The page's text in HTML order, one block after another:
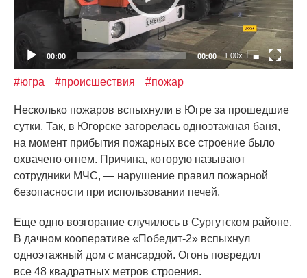
00:00 00:00 1.00x
#югра #происшествия #пожар
Несколько пожаров вспыхнули в Югре за прошедшие
сутки. Так, в Югорске загорелась одноэтажная баня,
на момент прибытия пожарных все строение было
охвачено огнем. Причина, которую называют
сотрудники МЧС, — нарушение правил пожарной
безопасности при использовании печей.
Еще одно возгорание случилось в Сургутском районе.
В дачном кооперативе «Победит-2» вспыхнул
одноэтажный дом с мансардой. Огонь повредил
все 48 квадратных метров строения.